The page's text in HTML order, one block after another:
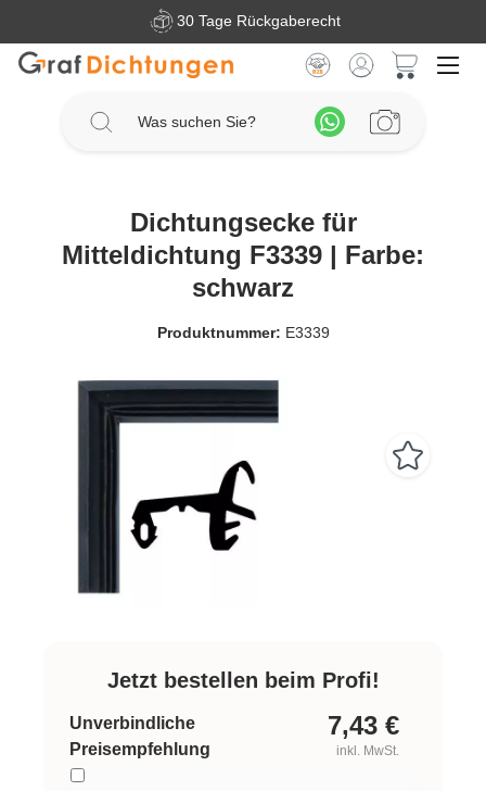
Zum Hauptinhalt springen30 Tage Rückgaberecht
Dichtungsecke für
Mitteldichtung F3339 | Farbe:
schwarz
Produktnummer: E3339
Jetzt bestellen beim Profi!
Unverbindliche
Preisempfehlung
7,43 €
inkl. MwSt.